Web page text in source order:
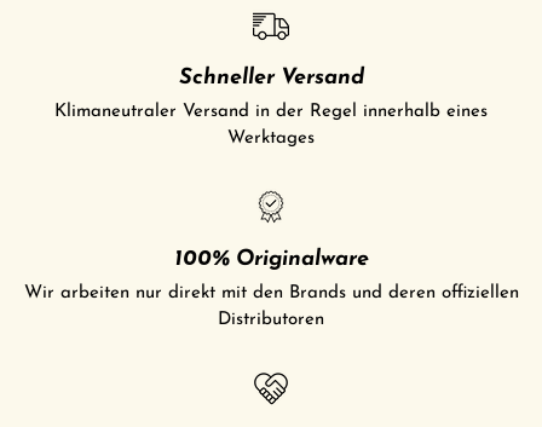
Schneller Versand
Klimaneutraler Versand in der Regel innerhalb eines
Werktages
100% Originalware
Wir arbeiten nur direkt mit den Brands und deren offiziellen
Distributoren